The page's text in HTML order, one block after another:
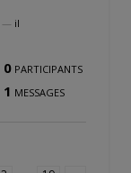
— il
0 PARTICIPANTS
1 MESSAGES